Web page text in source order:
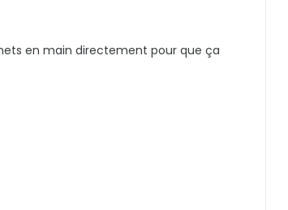
en main directement pour que ça